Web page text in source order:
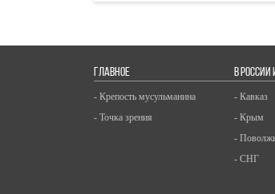
ГЛАВНОЕ
- Крепость мусульманина
- Точка зрения
В РОССИИ
- Кавказ
- Крым
-
- СНГ